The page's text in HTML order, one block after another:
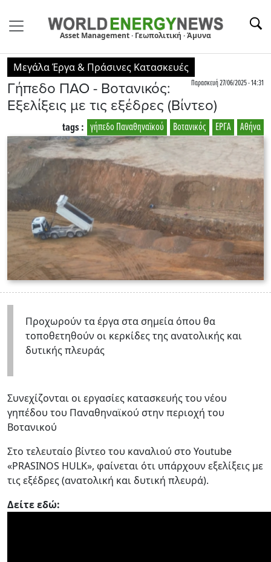
Asset Management · Γεωπολιτική · Άμυνα
Μεγάλα Έργα & Πράσινες Κατασκευές
Παρασκευή 27/06/2025 - 14:31
Γήπεδο ΠΑΟ - Βοτανικός:
Εξελίξεις με τις εξέδρες (Βίντεο)
Αθήνα
ΕΡΓΑ
Βοτανικός
γήπεδο Παναθηναϊκού
tags :
Προχωρούν τα έργα στα σημεία όπου θα
τοποθετηθούν οι κερκίδες της ανατολικής και
δυτικής πλευράς
Συνεχίζονται οι εργασίες κατασκευής του νέου
γηπέδου του Παναθηναϊκού στην περιοχή του
Βοτανικού
Στο τελευταίο βίντεο του καναλιού στο Youtube
«PRASINOS HULK», φαίνεται ότι υπάρχουν εξελίξεις με
τις εξέδρες (ανατολική και δυτική πλευρά).
Δείτε εδώ: